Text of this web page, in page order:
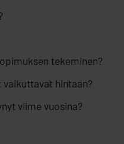
tekeminen?
hintaan?
viime vuosina?